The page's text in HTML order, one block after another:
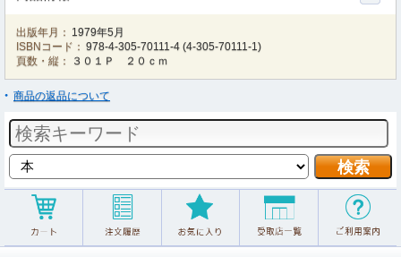
出版年月： 1979年5月
ISBNコード： 978-4-305-70111-4 (4-305-70111-1)
頁数・縦：
３０１Ｐ ２０ｃｍ
商品の返品について